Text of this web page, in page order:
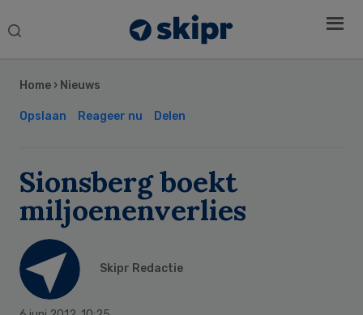
Search
Home › Nieuws
Opslaan Reageer nu Delen
Sionsberg boekt
miljoenenverlies
Skipr Redactie
Sidebar